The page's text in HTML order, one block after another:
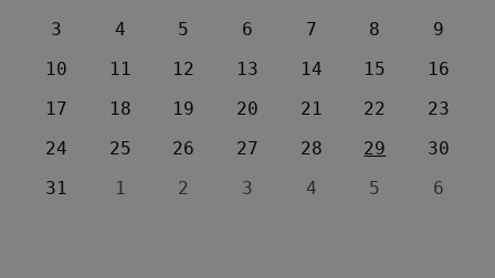
3
4 5 6 7 8
9
10
11 12 13 14 15
16
17
18 19 20 21 22
23
24
25 26 27 28 29
30
31
1 2 3 4 5 6